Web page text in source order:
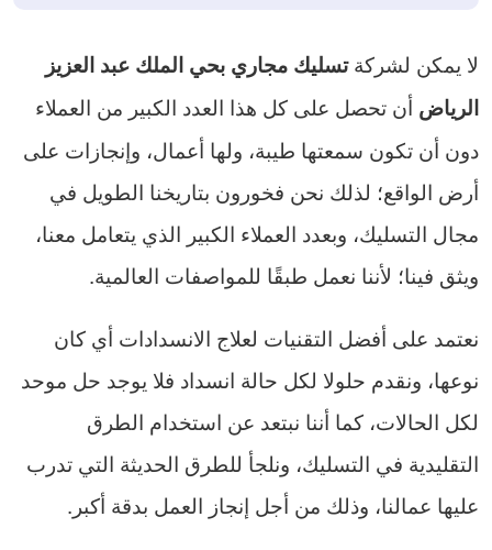
لا يمكن لشركةتسليك مجاري بحي الملك عبد العزيز
الرياض أن تحصل على كل هذا العدد الكبير من العملاء
دون أن تكون سمعتها طيبة، ولها أعمال، وإنجازات على
أرض الواقع؛ لذلك نحن فخورون بتاريخنا الطويل في
مجال التسليك، وبعدد العملاء الكبير الذي يتعامل معنا،
ويثق فينا؛ لأننا نعمل طبقًا للمواصفات العالمية.
نعتمد على أفضل التقنيات لعلاج الانسدادات أي كان
نوعها، ونقدم حلولا لكل حالة انسداد فلا يوجد حل موحد
لكل الحالات، كما أننا نبتعد عن استخدام الطرق
التقليدية في التسليك، ونلجأ للطرق الحديثة التي تدرب
عليها عمالنا، وذلك من أجل إنجاز العمل بدقة أكبر.